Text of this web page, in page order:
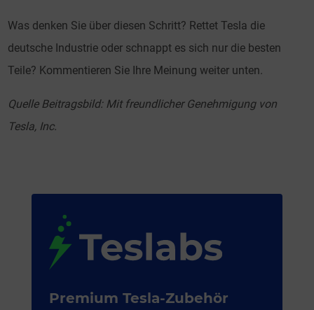
Was denken Sie über diesen Schritt? Rettet Tesla die
deutsche Industrie oder schnappt es sich nur die besten
Teile? Kommentieren Sie Ihre Meinung weiter unten.
Quelle Beitragsbild: Mit freundlicher Genehmigung von
Tesla, Inc.
Premium Tesla-Zubehör